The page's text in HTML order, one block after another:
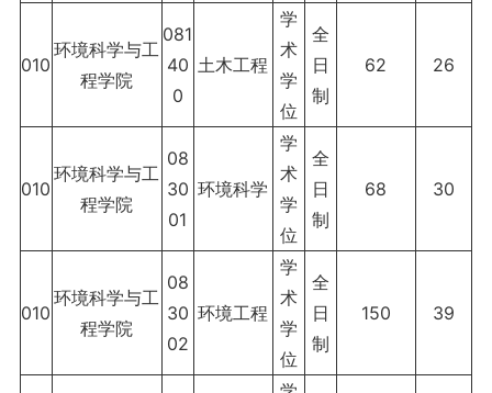
010
环境科学与工
程学院
081
40
0
土木工程
学
术
学
位
全
日
制
62 26
010
环境科学与工
程学院
08
30
01
环境科学
学
术
学
位
全
日
制
68 30
010
环境科学与工
程学院
08
30
02
环境工程
学
术
学
位
全
日
制
150 39